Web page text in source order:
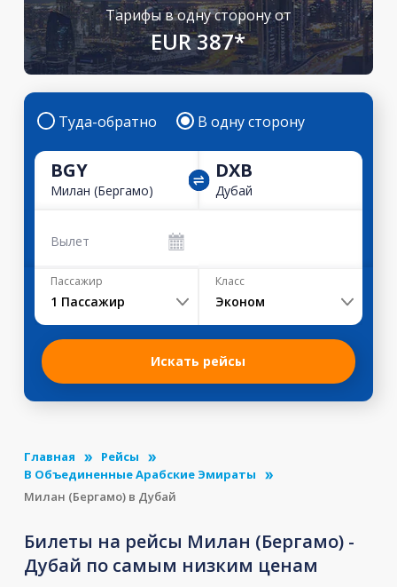
Тарифы в одну сторону от
EUR 387*
Туда-обратно В одну сторону
BGY
Милан (Бергамо)
DXB
Дубай
Вылет
Пассажир
1 Пассажир
Класс
Эконом
Искать рейсы
Главная
Рейсы
В Объединенные Арабские Эмираты
Милан (Бергамо) в Дубай
Билеты на рейсы Милан (Бергамо) -
Дубай по самым низким ценам